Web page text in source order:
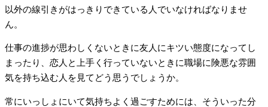
以外の線引きがはっきりできている人でいなければなりませ
ん。
仕事の進捗が思わしくないときに友人にキツい態度になってし
まったり、恋人と上手く行っていないときに職場に険悪な雰囲
気を持ち込む人を見てどう思うでしょうか。
常にいっしょにいて気持ちよく過ごすためには、そういった分